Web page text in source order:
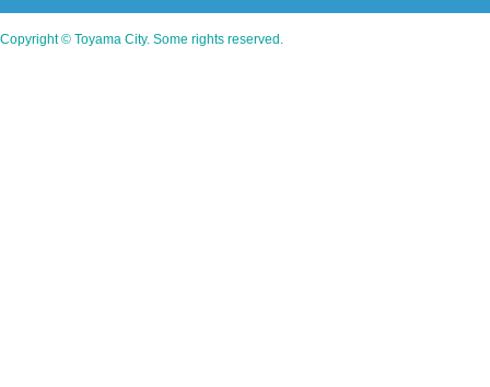
Copyright © Toyama City. Some rights reserved.